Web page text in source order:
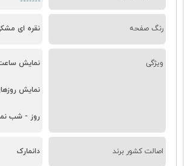
رنگ صفحه نقره ای
ویژگی نمایش
نمایش
روز - شب
اصالت کشور برند دانمارک